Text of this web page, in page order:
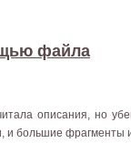
файла
описания, но
и большие фрагменты